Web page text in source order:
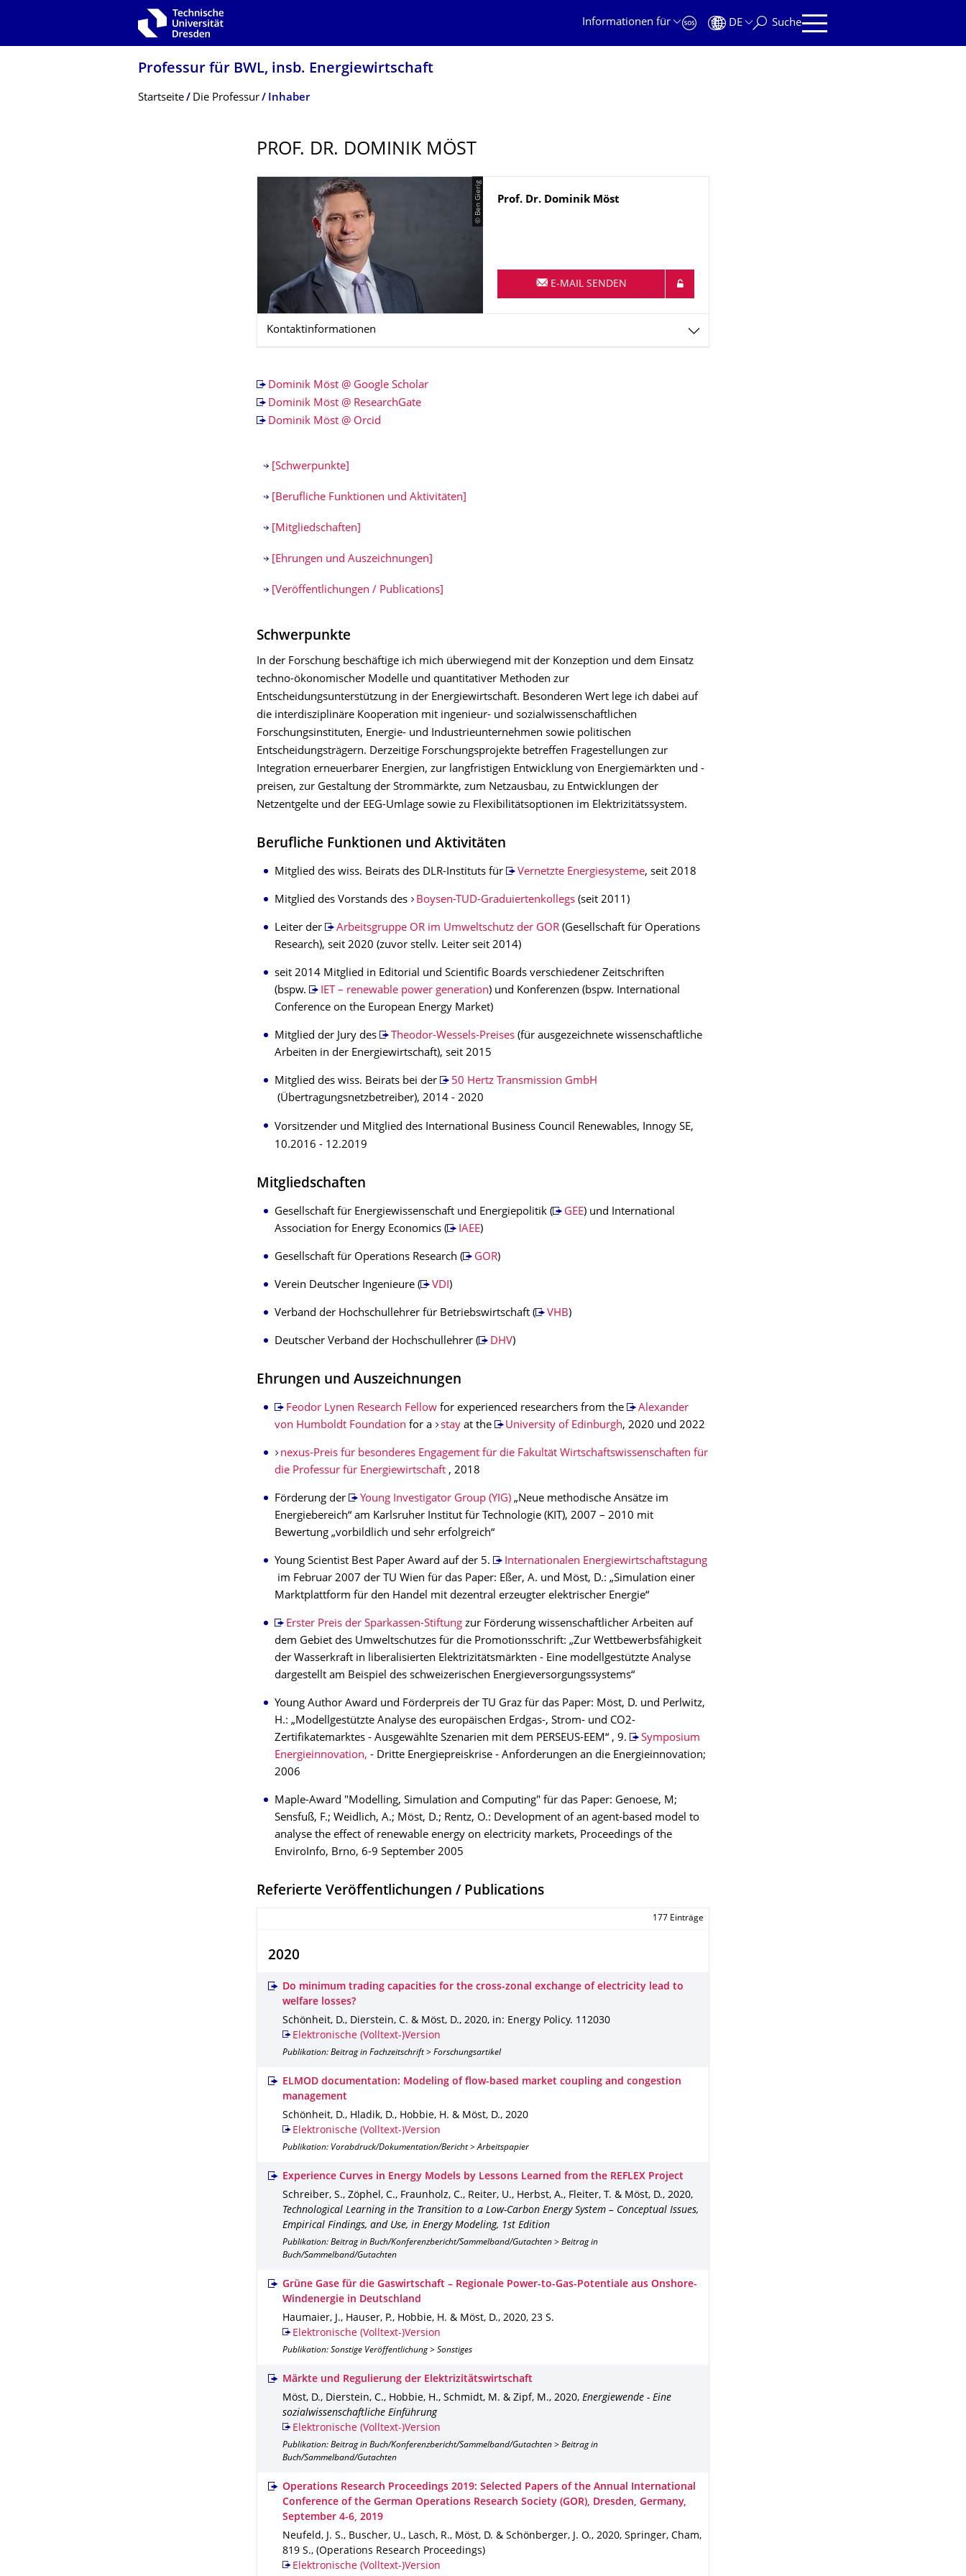
Zur Hauptnavigation springen
Informationen für
DE Suche
Professur für BWL, insb. Energiewirtschaft
Breadcrumb-Menü
Startseite Die Professur Inhaber
PROF. DR. DOMINIK MÖST
© Ben Gierig Name
Prof. Dr. Dominik Möst
E-MAIL SENDEN
Kontaktinformationen
Dominik Möst @ Google Scholar
Dominik Möst @ ResearchGate
Dominik Möst @ Orcid
[Schwerpunkte]
[Berufliche Funktionen und Aktivitäten]
[Mitgliedschaften]
[Ehrungen und Auszeichnungen]
[Veröffentlichungen / Publications]
Schwerpunkte
In der Forschung beschäftige ich mich überwiegend mit der Konzeption und dem Einsatz
techno-ökonomischer Modelle und quantitativer Methoden zur
Entscheidungsunterstützung in der Energiewirtschaft. Besonderen Wert lege ich dabei auf
die interdisziplinäre Kooperation mit ingenieur- und sozialwissenschaftlichen
Forschungsinstituten, Energie- und Industrieunternehmen sowie politischen
Entscheidungsträgern. Derzeitige Forschungsprojekte betreffen Fragestellungen zur
Integration erneuerbarer Energien, zur langfristigen Entwicklung von Energiemärkten und -
preisen, zur Gestaltung der Strommärkte, zum Netzausbau, zu Entwicklungen der
Netzentgelte und der EEG-Umlage sowie zu Flexibilitätsoptionen im Elektrizitätssystem.
Berufliche Funktionen und Aktivitäten
Mitglied des wiss. Beirats des DLR-Instituts für Vernetzte Energiesysteme, seit 2018
Mitglied des Vorstands des Boysen-TUD-Graduiertenkollegs(seit 2011)
Leiter der Arbeitsgruppe OR im Umweltschutz der GOR(Gesellschaft für Operations
Research), seit 2020 (zuvor stellv. Leiter seit 2014)
seit 2014 Mitglied in Editorial und Scientific Boards verschiedener Zeitschriften
(bspw.
IET – renewable power generation) und Konferenzen (bspw. International
Conference on the European Energy Market)
Mitglied der Jury des Theodor-Wessels-Preises(für ausgezeichnete wissenschaftliche
Arbeiten in der Energiewirtschaft), seit 2015
Mitglied des wiss. Beirats bei der
50 Hertz Transmission GmbH
(Übertragungsnetzbetreiber), 2014 - 2020
Vorsitzender und Mitglied des International Business Council Renewables, Innogy SE,
10.2016 - 12.2019
Mitgliedschaften
Gesellschaft für Energiewissenschaft und Energiepolitik ( GEE) und International
Association for Energy Economics (
IAEE)
Gesellschaft für Operations Research ( GOR)
Verein Deutscher Ingenieure ( VDI)
Verband der Hochschullehrer für Betriebswirtschaft ( VHB)
Deutscher Verband der Hochschullehrer ( DHV)
Ehrungen und Auszeichnungen
Feodor Lynen Research Fellowfor experienced researchers from the
Alexander
von Humboldt Foundation for a stayat the University of Edinburgh, 2020 und 2022
nexus-Preis für besonderes Engagement für die Fakultät Wirtschaftswissenschaften für
die Professur für Energiewirtschaft , 2018
Förderung der Young Investigator Group (YIG)„Neue methodische Ansätze im
Energiebereich“ am Karlsruher Institut für Technologie (KIT), 2007 – 2010 mit
Bewertung „vorbildlich und sehr erfolgreich“
Young Scientist Best Paper Award auf der 5.
Internationalen Energiewirtschaftstagung
im Februar 2007 der TU Wien für das Paper: Eßer, A. und Möst, D.: „Simulation einer
Marktplattform für den Handel mit dezentral erzeugter elektrischer Energie“
Erster Preis der Sparkassen-Stiftungzur Förderung wissenschaftlicher Arbeiten auf
dem Gebiet des Umweltschutzes für die Promotionsschrift: „Zur Wettbewerbsfähigkeit
der Wasserkraft in liberalisierten Elektrizitätsmärkten - Eine modellgestützte Analyse
dargestellt am Beispiel des schweizerischen Energieversorgungssystems“
Young Author Award und Förderpreis der TU Graz für das Paper: Möst, D. und Perlwitz,
H.: „Modellgestützte Analyse des europäischen Erdgas-, Strom- und CO2-
Zertifikatemarktes - Ausgewählte Szenarien mit dem PERSEUS-EEM“ , 9.
Symposium
Energieinnovation, - Dritte Energiepreiskrise - Anforderungen an die Energieinnovation;
2006
Maple-Award "Modelling, Simulation and Computing" für das Paper: Genoese, M;
Sensfuß, F.; Weidlich, A.; Möst, D.; Rentz, O.: Development of an agent-based model to
analyse the effect of renewable energy on electricity markets, Proceedings of the
EnviroInfo, Brno, 6-9 September 2005
Referierte Veröffentlichungen / Publications
177 Einträge
2020
Do minimum trading capacities for the cross-zonal exchange of electricity lead to
welfare losses?
Schönheit, D., Dierstein, C. & Möst, D., 2020, in: Energy Policy. 112030
Elektronische (Volltext-)Version
Publikation: Beitrag in Fachzeitschrift > Forschungsartikel
ELMOD documentation: Modeling of flow-based market coupling and congestion
management
Schönheit, D., Hladik, D., Hobbie, H. & Möst, D., 2020
Elektronische (Volltext-)Version
Publikation: Vorabdruck/Dokumentation/Bericht > Arbeitspapier
Experience Curves in Energy Models by Lessons Learned from the REFLEX Project
Schreiber, S., Zöphel, C., Fraunholz, C., Reiter, U., Herbst, A., Fleiter, T. & Möst, D., 2020,
Technological Learning in the Transition to a Low-Carbon Energy System – Conceptual Issues,
Empirical Findings, and Use, in Energy Modeling, 1st Edition
Publikation: Beitrag in Buch/Konferenzbericht/Sammelband/Gutachten > Beitrag in
Buch/Sammelband/Gutachten
Grüne Gase für die Gaswirtschaft – Regionale Power-to-Gas-Potentiale aus Onshore-
Windenergie in Deutschland
Haumaier, J., Hauser, P., Hobbie, H. & Möst, D., 2020, 23 S.
Elektronische (Volltext-)Version
Publikation: Sonstige Veröffentlichung > Sonstiges
Märkte und Regulierung der Elektrizitätswirtschaft
Möst, D., Dierstein, C., Hobbie, H., Schmidt, M. & Zipf, M., 2020, Energiewende - Eine
sozialwissenschaftliche Einführung
Elektronische (Volltext-)Version
Publikation: Beitrag in Buch/Konferenzbericht/Sammelband/Gutachten > Beitrag in
Buch/Sammelband/Gutachten
Operations Research Proceedings 2019: Selected Papers of the Annual International
Conference of the German Operations Research Society (GOR), Dresden, Germany,
September 4-6, 2019
Neufeld, J. S., Buscher, U., Lasch, R., Möst, D. & Schönberger, J. O., 2020, Springer, Cham,
819 S., (Operations Research Proceedings)
Elektronische (Volltext-)Version